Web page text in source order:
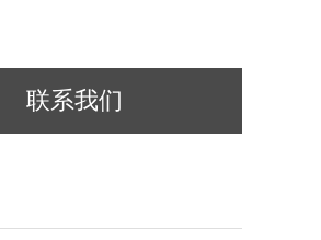
联系我们